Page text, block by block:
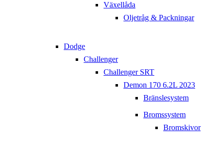
Växellåda
Oljetråg & Packningar
Dodge
Challenger
Challenger SRT
Demon 170 6.2L 2023
Bränslesystem
Bromssystem
Bromskivor